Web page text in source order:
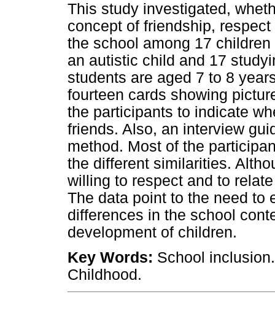
This study investigated,
concept of friendship,
the school among 17
an autistic child and 17
students are aged 7 to 8
fourteen cards showing
the participants to indicate
friends. Also, an interview
method. Most of the
the different similarities.
willing to respect and to
The data point to the need to
differences in the school
development of children.
Key Words: School
Childhood.